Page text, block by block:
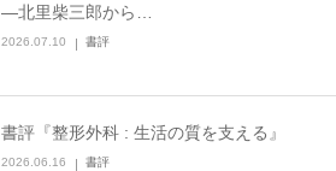
―北里柴三郎から…
2026.07.10 書評
書評『整形外科 : 生活の質を支える』
2026.06.16 書評